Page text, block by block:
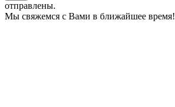
отправлены.
Мы свяжемся с Вами в ближайшее время!